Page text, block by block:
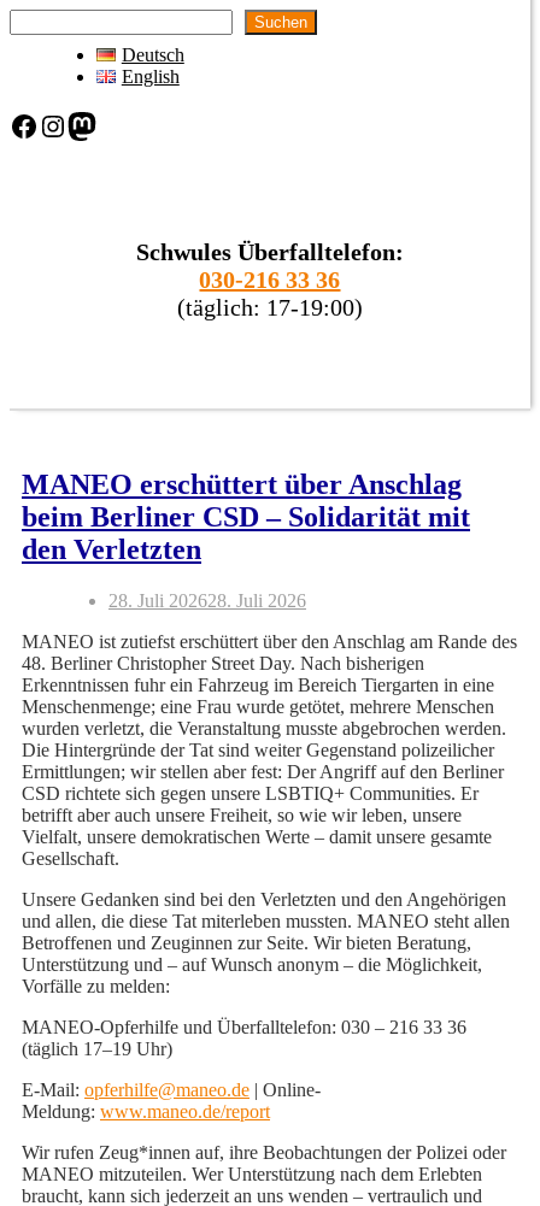
Suchen
Deutsch
English
Facebook Instagram Mastodon
Schwules Überfalltelefon:
030-216 33 36
(täglich: 17-19:00)
Ticker
MANEO erschüttert über Anschlag
beim Berliner CSD – Solidarität mit
den Verletzten
28. Juli 202628. Juli 2026
MANEO ist zutiefst erschüttert über den Anschlag am Rande des
48. Berliner Christopher Street Day. Nach bisherigen
Erkenntnissen fuhr ein Fahrzeug im Bereich Tiergarten in eine
Menschenmenge; eine Frau wurde getötet, mehrere Menschen
wurden verletzt, die Veranstaltung musste abgebrochen werden.
Die Hintergründe der Tat sind weiter Gegenstand polizeilicher
Ermittlungen; wir stellen aber fest: Der Angriff auf den Berliner
CSD richtete sich gegen unsere LSBTIQ+ Communities. Er
betrifft aber auch unsere Freiheit, so wie wir leben, unsere
Vielfalt, unsere demokratischen Werte – damit unsere gesamte
Gesellschaft.
Unsere Gedanken sind bei den Verletzten und den Angehörigen
und allen, die diese Tat miterleben mussten. MANEO steht allen
Betroffenen und Zeuginnen zur Seite. Wir bieten Beratung,
Unterstützung und – auf Wunsch anonym – die Möglichkeit,
Vorfälle zu melden:
MANEO-Opferhilfe und Überfalltelefon: 030 – 216 33 36
(täglich 17–19 Uhr)
E-Mail: opferhilfe@maneo.de | Online-
Meldung: www.maneo.de/report
Wir rufen Zeug*innen auf, ihre Beobachtungen der Polizei oder
MANEO mitzuteilen. Wer Unterstützung nach dem Erlebten
braucht, kann sich jederzeit an uns wenden – vertraulich und